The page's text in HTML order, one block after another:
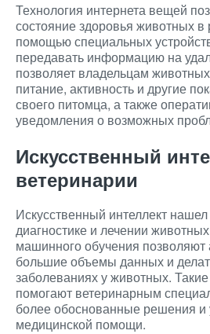
Технология интернета вещей
состояние здоровья животных
помощью специальных
передавать информацию на
позволяет владельцам
питание, активность и другие
своего питомца, а также
уведомления о возможных
Искусственный
ветеринарии
Искусственный интеллект
диагностике и лечении
машинного обучения позволяют
большие объемы данных и
заболеваниях у животных.
помогают ветеринарным
более обоснованные решения и
медицинской помощи.